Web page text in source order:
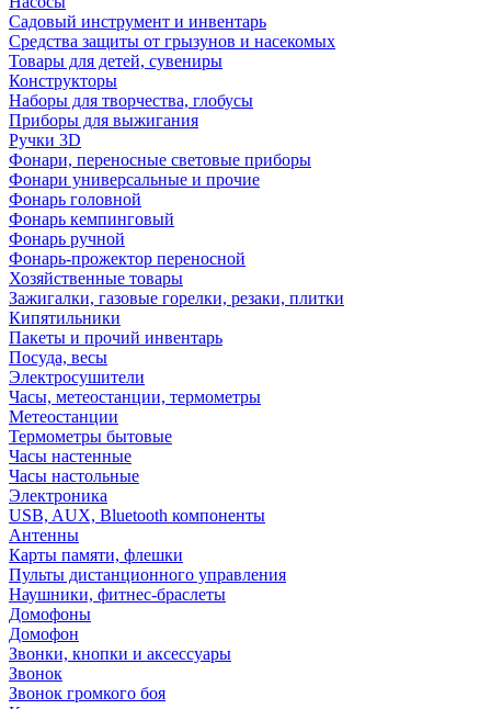
Садовый инструмент и инвентарь
Средства защиты от грызунов и насекомых
Товары для детей, сувениры
Конструкторы
Наборы для творчества, глобусы
Приборы для выжигания
Ручки 3D
Фонари, переносные световые приборы
Фонари универсальные и прочие
Фонарь головной
Фонарь кемпинговый
Фонарь ручной
Фонарь-прожектор переносной
Хозяйственные товары
Зажигалки, газовые горелки, резаки, плитки
Кипятильники
Пакеты и прочий инвентарь
Посуда, весы
Электросушители
Часы, метеостанции, термометры
Метеостанции
Термометры бытовые
Часы настенные
Часы настольные
Электроника
USB, AUX, Bluetooth компоненты
Антенны
Карты памяти, флешки
Пульты дистанционного управления
Наушники, фитнес-браслеты
Домофоны
Домофон
Звонки, кнопки и аксессуары
Звонок
Звонок громкого боя